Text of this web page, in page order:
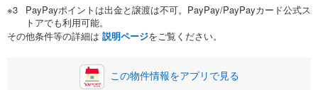
PayPayポイントは出金と譲渡は不可。PayPay/PayPayカード公式ス
トアでも利用可能。
その他条件等の詳細は 説明ページをご覧ください。
この物件情報をアプリで見る